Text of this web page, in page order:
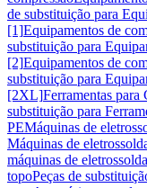
de substituição para
[1]Equipamentos de
substituição para
[2]Equipamentos de
substituição para
[2XL]Ferramentas
substituição para
PEMáquinas de
Máquinas de
máquinas de
topoPeças de